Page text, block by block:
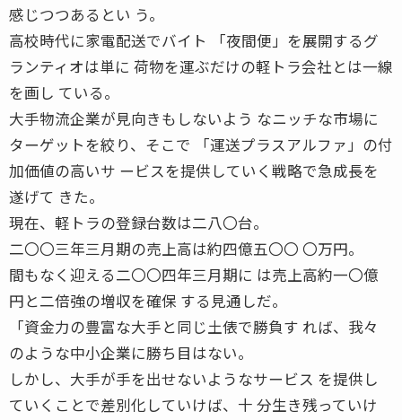
感じつつあるとい う。
高校時代に家電配送でバイト 「夜間便」を展開するグ
ランティオは単に 荷物を運ぶだけの軽トラ会社とは一線
を画し ている。
大手物流企業が見向きもしないよう なニッチな市場に
ターゲットを絞り、そこで 「運送プラスアルファ」の付
加価値の高いサ ービスを提供していく戦略で急成長を
遂げて きた。
現在、軽トラの登録台数は二八〇台。
二〇〇三年三月期の売上高は約四億五〇〇 〇万円。
間もなく迎える二〇〇四年三月期に は売上高約一〇億
円と二倍強の増収を確保 する見通しだ。
「資金力の豊富な大手と同じ土俵で勝負す れば、我々
のような中小企業に勝ち目はない。
しかし、大手が手を出せないようなサービス を提供し
ていくことで差別化していけば、十 分生き残っていけ